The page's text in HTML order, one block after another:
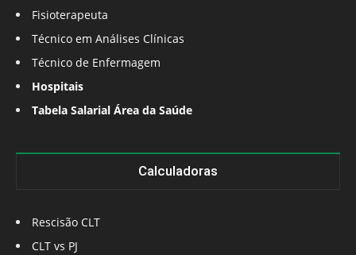
Fisioterapeuta
Técnico em Análises Clínicas
Técnico de Enfermagem
Hospitais
Tabela Salarial Área da Saúde
Calculadoras
Rescisão CLT
CLT vs PJ